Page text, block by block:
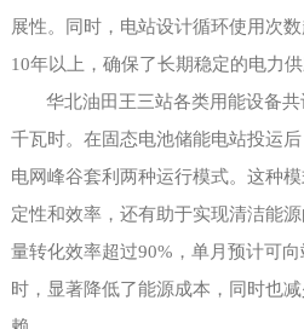
展性。同时，电站设计循环使用次
10年以上，确保了长期稳定的电力供
华北油田王三站各类用能设备共
千瓦时。在固态电池储能电站投运
电网峰谷套利两种运行模式。这种
定性和效率，还有助于实现清洁能
量转化效率超过90%，单月预计可
时，显著降低了能源成本，同时也